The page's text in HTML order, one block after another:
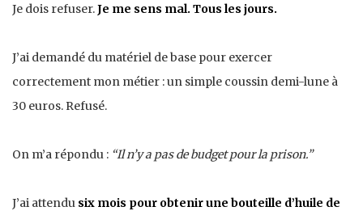
Je dois refuser.Je me sens mal. Tous les jours.
J’ai demandé du matériel de base pour exercer
correctement mon métier : un simple coussin demi-lune à
30 euros. Refusé.
On m’a répondu : “Il n’y a pas de budget pour la prison.”
J’ai attendu six mois pour obtenir une bouteille d’huile de